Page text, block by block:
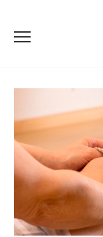
content